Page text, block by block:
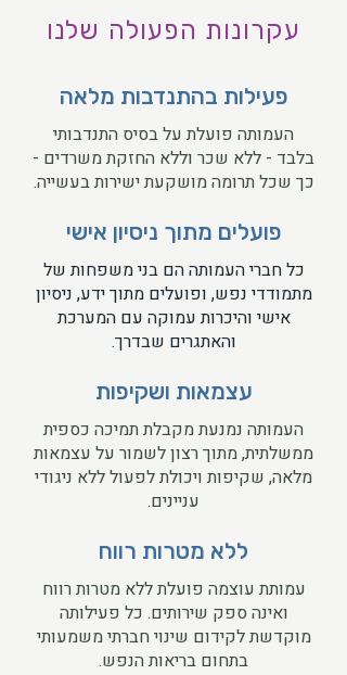
עקרונות הפעולה שלנו
פעילות בהתנדבות מלאה
העמותה פועלת על בסיס התנדבותי
בלבד - ללא שכר וללא החזקת משרדים -
כך שכל תרומה מושקעת ישירות בעשייה.
פועלים מתוך ניסיון אישי
כל חברי העמותה הם בני משפחות של
מתמודדי נפש, ופועלים מתוך ידע, ניסיון
אישי והיכרות עמוקה עם המערכת
והאתגרים שבדרך.
עצמאות ושקיפות
העמותה נמנעת מקבלת תמיכה כספית
ממשלתית, מתוך רצון לשמור על עצמאות
מלאה, שקיפות ויכולת לפעול ללא ניגודי
עניינים.
ללא מטרות רווח
עמותת עוצמה פועלת ללא מטרות רווח
ואינה ספק שירותים. כל פעילותה
מוקדשת לקידום שינוי חברתי משמעותי
בתחום בריאות הנפש.